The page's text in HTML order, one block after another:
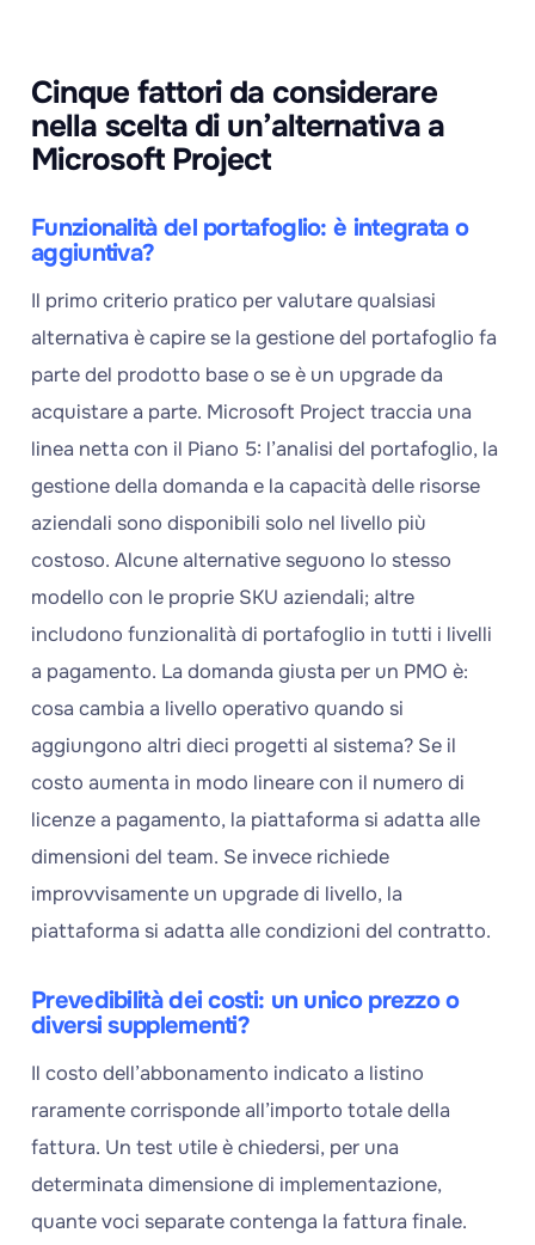
Cinque fattori da considerare
nella scelta di un’alternativa a
Microsoft Project
Funzionalità del portafoglio: è integrata o
aggiuntiva?
Il primo criterio pratico per valutare qualsiasi
alternativa è capire se la gestione del portafoglio fa
parte del prodotto base o se è un upgrade da
acquistare a parte. Microsoft Project traccia una
linea netta con il Piano 5: l’analisi del portafoglio, la
gestione della domanda e la capacità delle risorse
aziendali sono disponibili solo nel livello più
costoso. Alcune alternative seguono lo stesso
modello con le proprie SKU aziendali; altre
includono funzionalità di portafoglio in tutti i livelli
a pagamento. La domanda giusta per un PMO è:
cosa cambia a livello operativo quando si
aggiungono altri dieci progetti al sistema? Se il
costo aumenta in modo lineare con il numero di
licenze a pagamento, la piattaforma si adatta alle
dimensioni del team. Se invece richiede
improvvisamente un upgrade di livello, la
piattaforma si adatta alle condizioni del contratto.
Prevedibilità dei costi: un unico prezzo o
diversi supplementi?
Il costo dell’abbonamento indicato a listino
raramente corrisponde all’importo totale della
fattura. Un test utile è chiedersi, per una
determinata dimensione di implementazione,
quante voci separate contenga la fattura finale.